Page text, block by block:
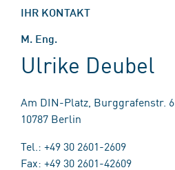
IHR KONTAKT
M. Eng.
Ulrike Deubel
Am DIN-Platz, Burggrafenstr. 6
10787 Berlin
Tel.: +49 30 2601-2609
Fax: +49 30 2601-42609